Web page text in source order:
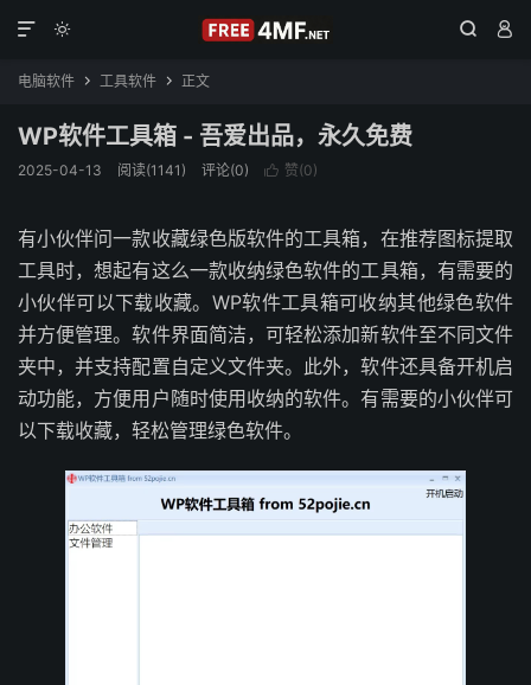
  

电脑软件  工具软件  正文
WP软件工具箱 - 吾爱出品，永久免费
2025-04-13 阅读(1141) 评论(0)  赞(0)
有小伙伴问一款收藏绿色版软件的工具箱，在推荐图标提取
工具时，想起有这么一款收纳绿色软件的工具箱，有需要的
小伙伴可以下载收藏。WP软件工具箱可收纳其他绿色软件
并方便管理。软件界面简洁，可轻松添加新软件至不同文件
夹中，并支持配置自定义文件夹。此外，软件还具备开机启
动功能，方便用户随时使用收纳的软件。有需要的小伙伴可
以下载收藏，轻松管理绿色软件。